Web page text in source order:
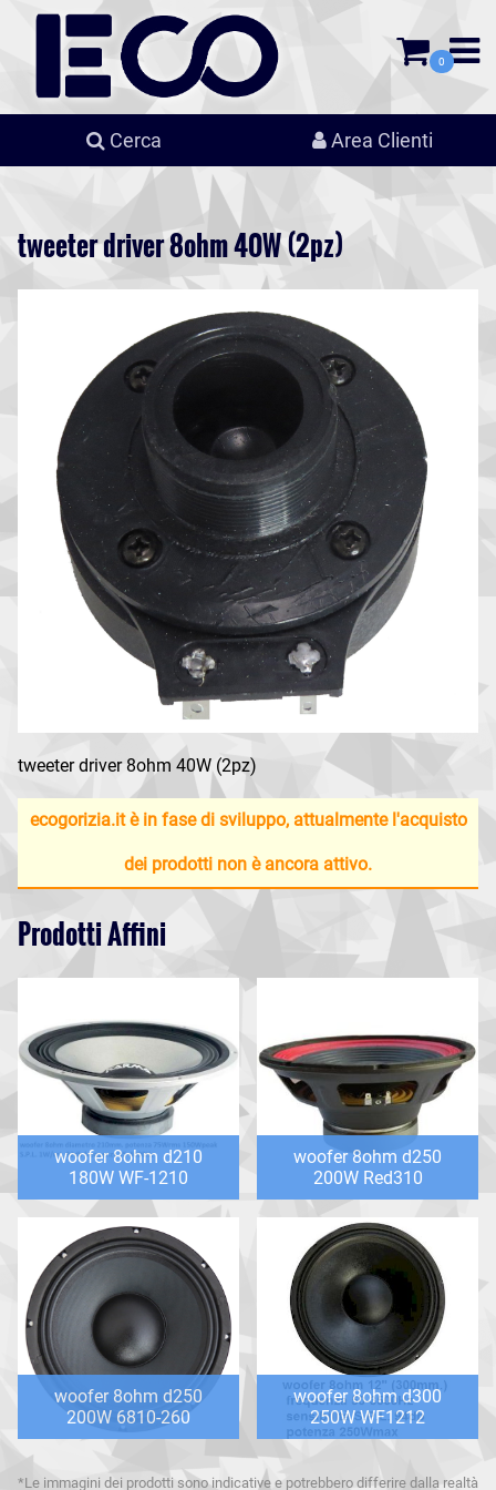
0
Cerca Area Clienti
tweeter driver 8ohm 40W (2pz)
tweeter driver 8ohm 40W (2pz)
ecogorizia.it è in fase di sviluppo, attualmente l'acquisto
dei prodotti non è ancora attivo.
Prodotti Affini
woofer 8ohm d210
180W WF-1210
woofer 8ohm d250
200W Red310
woofer 8ohm d250
200W 6810-260
woofer 8ohm d300
250W WF1212
*Le immagini dei prodotti sono indicative e potrebbero differire dalla realtà